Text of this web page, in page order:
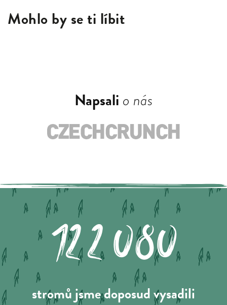
Mohlo by se ti líbit
Napsali o nás
122.080
stromů jsme doposud vysadili